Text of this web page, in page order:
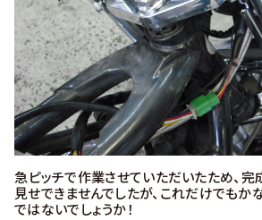
急ピッチで作業させていただいたため、
見せできませんでしたが、これだけでもか
ではないでしょうか！